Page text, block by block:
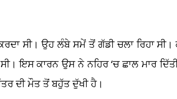
ਸੀ। ਉਹ ਲੰਬੇ ਸਮੇਂ ਤੋਂ ਗੱਡੀ ਚਲਾ ਰਿਹਾ ਸੀ।
ਇਸ ਕਾਰਨ ਉਸ ਨੇ ਨਹਿਰ‘ਚ ਛਾਲ ਮਾਰ
ਦੀ ਮੌਤ ਤੋਂ ਬਹੁੱਤ ਦੁੱਖੀ ਹੈ।